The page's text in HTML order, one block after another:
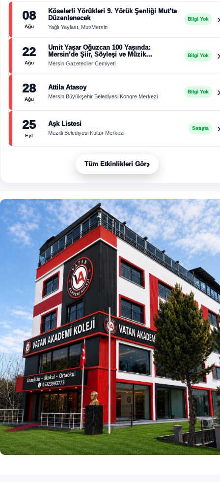
08
Ağu
Köselerli Yörükleri 9. Yörük Şenliği Mut’ta
Düzenlenecek
Yağlı Yaylası, Mut/Mersin
Bilgi Yok
22
Ağu
Ümit Yaşar Oğuzcan 100 Yaşında:
Mersin’de Şiir, Söyleşi ve Müzik
Buluşması
Mersin Gazeteciler Cemiyeti
Bilgi Yok
28
Ağu
Attila Atasoy
Mersin Büyükşehir Belediyesi Kongre Merkezi
Bilgi Yok
25
Eyl
Aşk Listesi
Mezitli Belediyesi Kültür Merkezi
Satışta
Tüm Etkinlikleri Gör›